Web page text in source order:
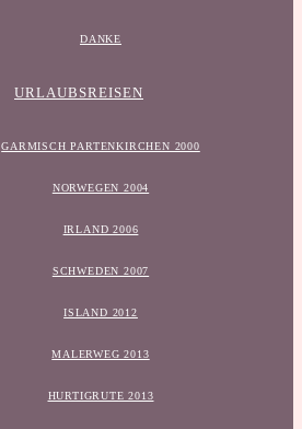
DANKE
URLAUBSREISEN
GARMISCH PARTENKIRCHEN 2000
NORWEGEN 2004
IRLAND 2006
SCHWEDEN 2007
ISLAND 2012
MALERWEG 2013
HURTIGRUTE 2013